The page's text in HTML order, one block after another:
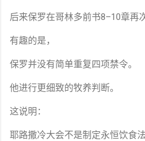
后来保罗在哥林多前书8–10章再
有趣的是，
保罗并没有简单重复四项禁令。
他进行更细致的牧养判断。
这说明：
耶路撒冷大会不是制定永恒饮食法